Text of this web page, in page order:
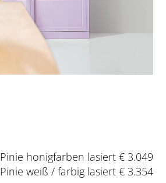
Pinie honigfarben lasiert € 3.049
Pinie weiß / farbig lasiert € 3.354